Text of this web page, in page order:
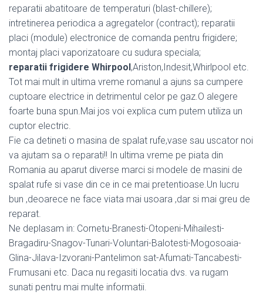
reparatii abatitoare de temperaturi (blast-chillere);
intretinerea periodica a agregatelor (contract); reparatii
placi (module) electronice de comanda pentru frigidere;
montaj placi vaporizatoare cu sudura speciala;
reparatii frigidere Whirpool,Ariston,Indesit,Whirlpool etc.
Tot mai mult in ultima vreme romanul a ajuns sa cumpere
cuptoare electrice in detrimentul celor pe gaz.O alegere
foarte buna spun.Mai jos voi explica cum putem utiliza un
cuptor electric.
Fie ca detineti o masina de spalat rufe,vase sau uscator noi
va ajutam sa o reparati!! In ultima vreme pe piata din
Romania au aparut diverse marci si modele de masini de
spalat rufe si vase din ce in ce mai pretentioase.Un lucru
bun ,deoarece ne face viata mai usoara ,dar si mai greu de
reparat.
Ne deplasam in: Cornetu-Branesti-Otopeni-Mihailesti-
Bragadiru-Snagov-Tunari-Voluntari-Balotesti-Mogosoaia-
Glina-Jilava-Izvorani-Pantelimon sat-Afumati-Tancabesti-
Frumusani etc. Daca nu regasiti locatia dvs. va rugam
sunati pentru mai multe informatii.